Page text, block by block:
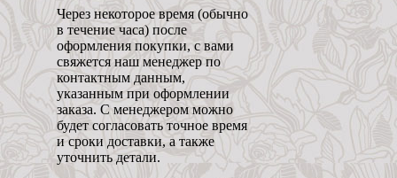
Через некоторое время (обычно
в течение часа) после
оформления покупки, с вами
свяжется наш менеджер по
контактным данным,
указанным при оформлении
заказа. С менеджером можно
будет согласовать точное время
и сроки доставки, а также
уточнить детали.